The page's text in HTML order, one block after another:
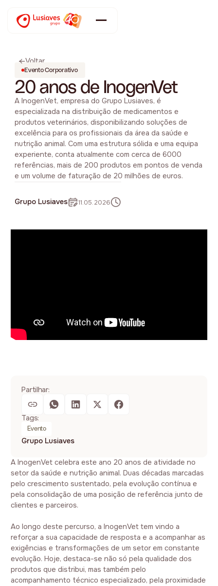
Voltar
Evento Corporativo
20 anos de InogenVet
A InogenVet, empresa do Grupo Lusiaves, é
especializada na distribuição de medicamentos e
produtos veterinários, disponibilizando soluções de
excelência para os profissionais da área da saúde e
nutrição animal. Com uma estrutura sólida e uma equipa
experiente, conta atualmente com cerca de 6000
referências, mais de 200 produtos em pontos de venda
e um volume de faturação de 20 milhões de euros.
Grupo Lusiaves 11.05.2026
A InogenVet celebra este ano 20 anos de atividade no
setor da saúde e nutrição animal. Duas décadas marcadas
pelo crescimento sustentado, pela evolução contínua e
pela consolidação de uma posição de referência junto de
clientes e parceiros.
Ao longo deste percurso, a InogenVet tem vindo a
reforçar a sua capacidade de resposta e a acompanhar as
exigências e transformações de um setor em constante
evolução. Hoje, destaca-se não só pela qualidade dos
produtos que distribui, mas também pelo
acompanhamento técnico especializado, pela proximidade
Partilhar:
Tags:
Evento
Grupo Lusiaves